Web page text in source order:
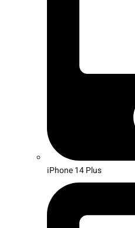
iPhone 14 Plus